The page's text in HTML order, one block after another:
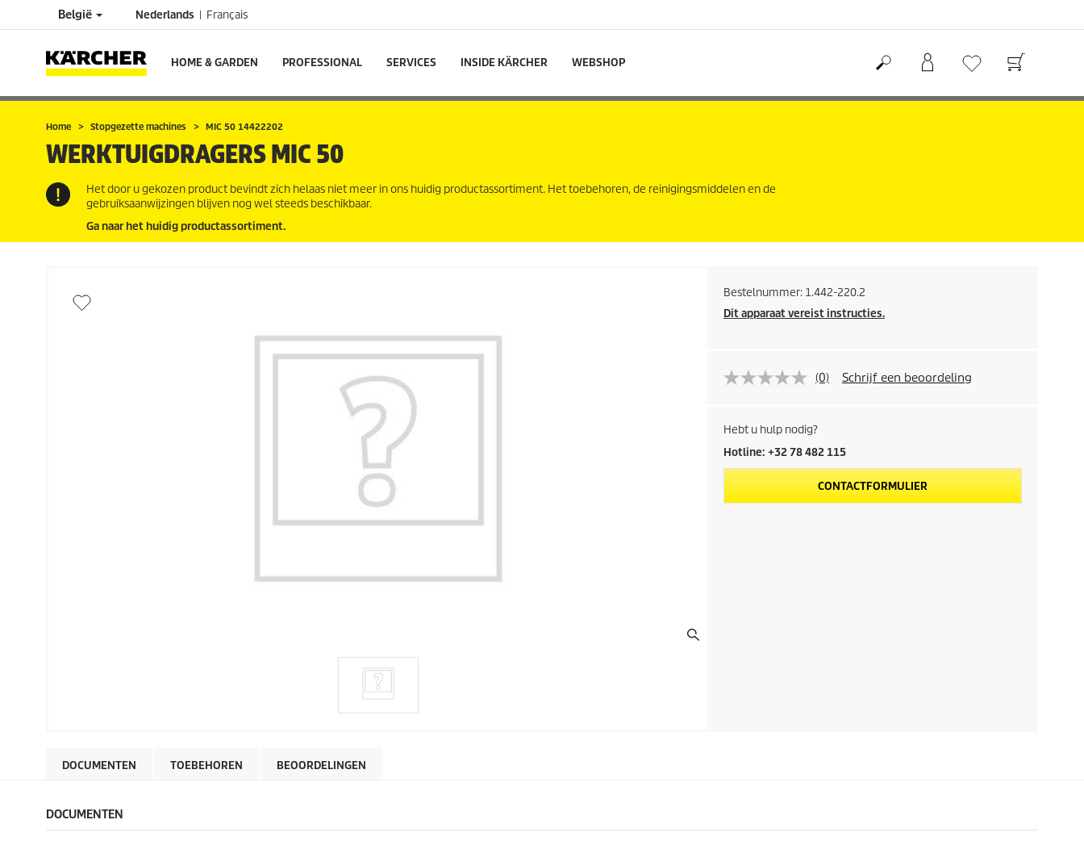
België Nederlands Français
HOME & GARDEN PROFESSIONAL SERVICES INSIDE KÄRCHER WEBSHOP
Home Stopgezette machines MIC 50 14422202
WERKTUIGDRAGERSMIC 50
Het door u gekozen product bevindt zich helaas niet meer in ons huidig productassortiment. Het toebehoren, de reinigingsmiddelen en de
gebruiksaanwijzingen blijven nog wel steeds beschikbaar.
Ga naar het huidig productassortiment.
Bestelnummer: 1.442-220.2
Dit apparaat vereist instructies.
(0) Schrijf een beoordeling
Hebt u hulp nodig?
Hotline: +32 78 482 115
CONTACTFORMULIER
DOCUMENTEN TOEBEHOREN BEOORDELINGEN
DOCUMENTEN